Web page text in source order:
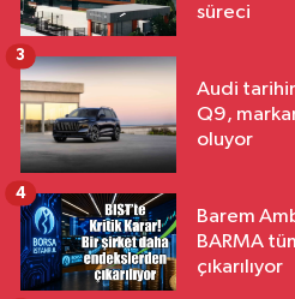
süreci
Audi
Q9,
oluyor
3
Barem
BARMA
çıkarılıyor
4